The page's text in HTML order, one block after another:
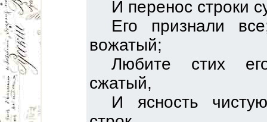
И перенос строки
Его признали
вожатый;
Любите стих
сжатый,
И ясность